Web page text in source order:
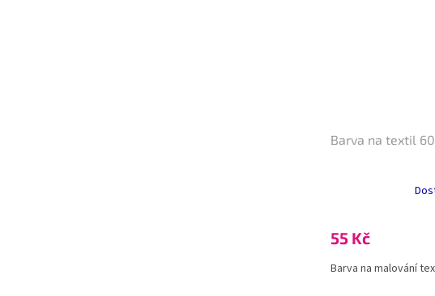
Barva na textil
55 Kč
Barva na malování